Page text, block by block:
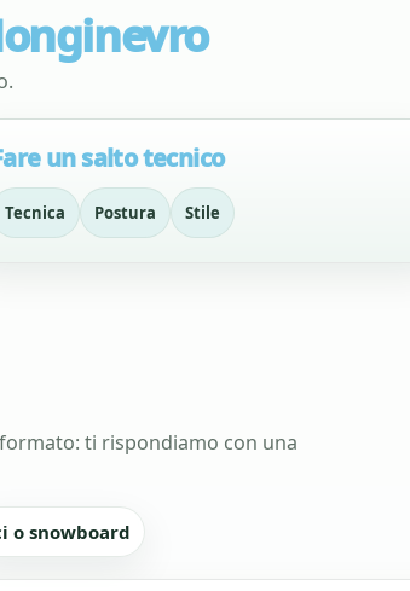
un salto tecnico
Tecnica Postura Stile
ti rispondiamo con una
o snowboard